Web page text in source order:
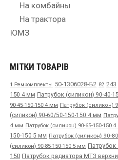
На комбайны
На трактора
ЮМЗ
МІТКИ ТОВАРІВ
1 Ремкомплекты 50-1306028-Б2 82 243
150 4 мм Патрубок (силикон) 90-40-
90-45-150-150 4 мм Патрубок (силикон)
(силикон) 90-60/50-150-150 4 мм
4 мм Патрубок (силикон) 90-65-150-150
150-150 5 мм Патрубок (силикон) 90-
(силикон) 90-85-150-150 5 мм Патрубок
150 Патрубок радиатора МТЗ